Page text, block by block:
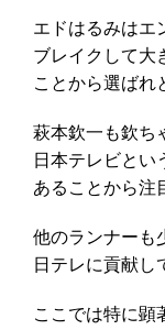
エドはるみはエ
ブレイクして大
ことから選ばれ
萩本欽一も欽ち
日本テレビとい
あることから注
他のランナーも
日テレに貢献し
ここでは特に顕